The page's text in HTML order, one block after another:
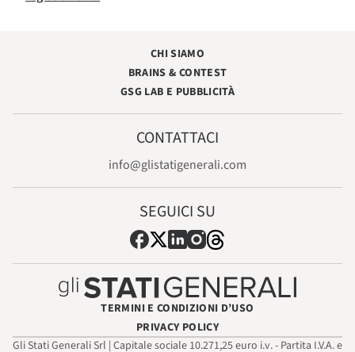
CHI SIAMO
BRAINS & CONTEST
GSG LAB E PUBBLICITÀ
CONTATTACI
info@glistatigenerali.com
SEGUICI SU
TERMINI E CONDIZIONI D’USO
PRIVACY POLICY
Gli Stati Generali Srl | Capitale sociale 10.271,25 euro i.v. - Partita I.V.A. e